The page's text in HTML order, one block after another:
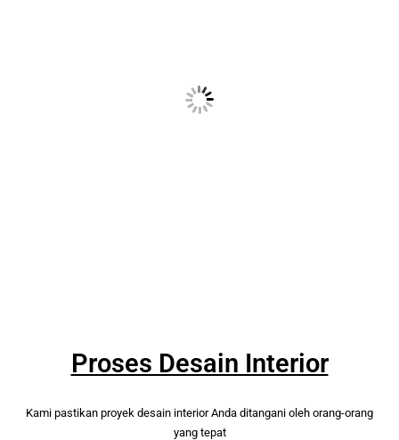
Proses Desain Interior
Kami pastikan proyek desain interior Anda ditangani oleh orang-orang
yang tepat